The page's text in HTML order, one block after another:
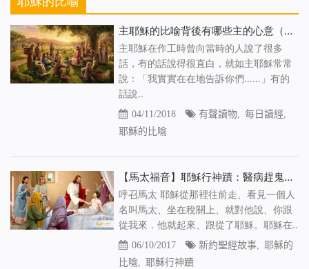
主耶穌的比喻背後有哪些主的心意（有聲讀物）
主耶穌在作工時曾向當時的人說了很多
話，有的話說得很直白，就如主耶穌常常
說：「我實實在在地告訴你們……」有的
話說..
04/11/2018 有聲讀物, 每日讀經,
耶穌的比喻
【馬太福音】耶穌行神蹟：醫病趕鬼（2）
呼召馬太 耶穌從那裡往前走、看見一個人
名叫馬太、坐在稅關上、就對他說、你跟
從我來．他就起來、跟從了耶穌。耶穌在..
06/10/2017 新約聖經故事, 耶穌的
比喻
耶穌行神蹟